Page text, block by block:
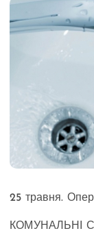
25 травня.
КОМУНАЛЬНІ